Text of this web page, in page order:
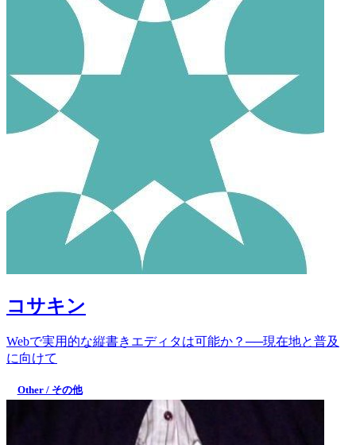
コサキン
Webで実用的な縦書きエディタは可能か？──現在地と普及
に向けて
Other / その他